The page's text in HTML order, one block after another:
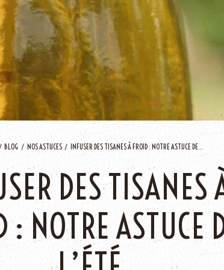
BLOG NOS ASTUCES INFUSER DES TISANES À FROID : NOTRE ASTUCE DE...
DES TISANES
: NOTRE ASTUCE